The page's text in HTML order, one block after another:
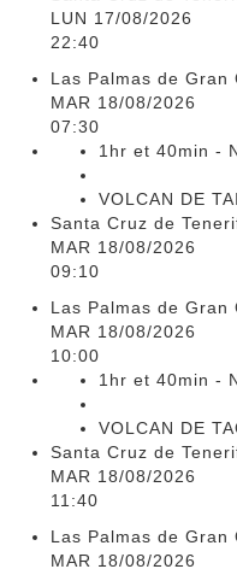
LUN 17/08/2026
22:40
Las Palmas de Gran
MAR 18/08/2026
07:30
1hr et 40min -
VOLCAN DE
Santa Cruz de
MAR 18/08/2026
09:10
Las Palmas de Gran
MAR 18/08/2026
10:00
1hr et 40min -
VOLCAN DE
Santa Cruz de
MAR 18/08/2026
11:40
Las Palmas de Gran
MAR 18/08/2026